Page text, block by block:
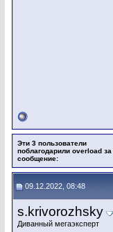
Эти 3 пользователи
поблагодарили overload за
сообщение:
09.12.2022, 08:48
s.krivorozhsky
Диванный мегаэксперт